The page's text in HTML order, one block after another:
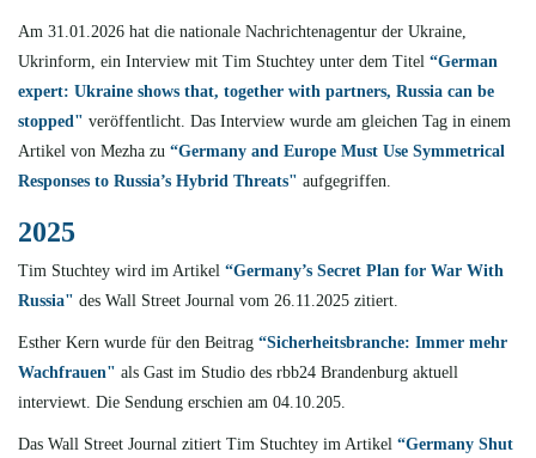
Am 31.01.2026 hat die nationale Nachrichtenagentur der Ukraine,
Ukrinform, ein Interview mit Tim Stuchtey unter dem Titel “German
expert: Ukraine shows that, together with partners, Russia can be
stopped" veröffentlicht. Das Interview wurde am gleichen Tag in einem
Artikel von Mezha zu “Germany and Europe Must Use Symmetrical
Responses to Russia’s Hybrid Threats" aufgegriffen.
2025
Tim Stuchtey wird im Artikel “Germany’s Secret Plan for War With
Russia" des Wall Street Journal vom 26.11.2025 zitiert.
Esther Kern wurde für den Beitrag “Sicherheitsbranche: Immer mehr
Wachfrauen" als Gast im Studio des rbb24 Brandenburg aktuell
interviewt. Die Sendung erschien am 04.10.205.
Das Wall Street Journal zitiert Tim Stuchtey im Artikel “Germany Shut